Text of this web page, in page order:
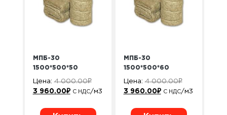
МПБ-30
1500*500*50
Цена:4 000.00₽
3 960.00₽ С НДС/м3
МПБ-30
1500*500*60
Цена:4 000.00₽
3 960.00₽ С НДС/м3